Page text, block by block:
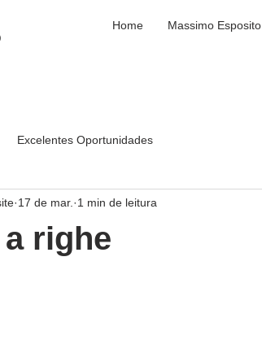
Home Massimo Esposito
Excelentes Oportunidades
righe
17 de mar. 1 min de leitura